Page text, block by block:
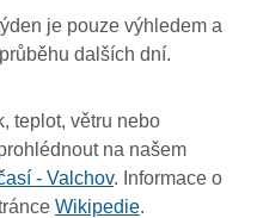
je pouze výhledem a
dalších dní.
teplot, větru nebo
na našem
- Valchov. Informace o
Wikipedie.